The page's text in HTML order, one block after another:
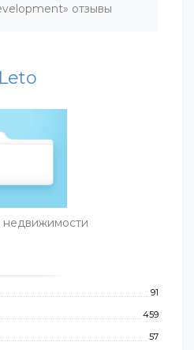
91
459
57
отзывы
Leto